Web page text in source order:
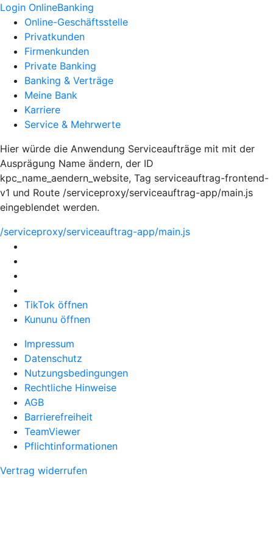
Login OnlineBanking
Online-Geschäftsstelle
Privatkunden
Firmenkunden
Private Banking
Banking & Verträge
Meine Bank
Karriere
Service & Mehrwerte
Hier würde die Anwendung Serviceaufträge mit mit der
Ausprägung Name ändern, der ID
kpc_name_aendern_website, Tag serviceauftrag-frontend-
v1 und Route /serviceproxy/serviceauftrag-app/main.js
eingeblendet werden.
/serviceproxy/serviceauftrag-app/main.js
TikTok öffnen
Kununu öffnen
Impressum
Datenschutz
Nutzungsbedingungen
Rechtliche Hinweise
AGB
Barrierefreiheit
TeamViewer
Pflichtinformationen
Vertrag widerrufen